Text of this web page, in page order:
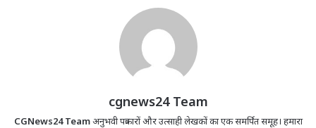
cgnews24 Team
CGNews24 Teamअनुभवी पत्रकारों और उत्साही लेखकों का एक समर्पित समूह। हमारा